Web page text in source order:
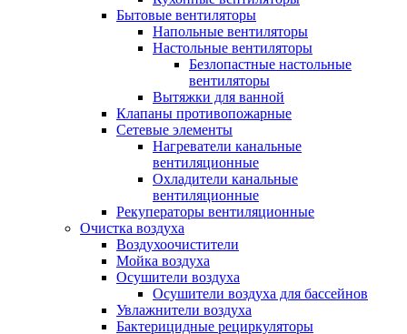
Бытовые вентиляторы
Напольные вентиляторы
Настольные вентиляторы
Безлопастные настольные
вентиляторы
Вытяжки для ванной
Клапаны противопожарные
Сетевые элементы
Нагреватели канальные
вентиляционные
Охладители канальные
вентиляционные
Рекуператоры вентиляционные
Очистка воздуха
Воздухоочистители
Мойка воздуха
Осушители воздуха
Осушители воздуха для бассейнов
Увлажнители воздуха
Бактерицидные рециркуляторы